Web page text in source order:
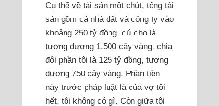
Cụ thể về tài sản một chút, tổng tài
sản gồm cả nhà đất và công ty vào
khoảng 250 tỷ đồng, cứ cho là
tương đương 1.500 cây vàng, chia
đôi phần tôi là 125 tỷ đồng, tương
đương 750 cây vàng. Phần tiền
này trước pháp luật là của vợ tôi
hết, tôi không có gì. Còn giữa tôi